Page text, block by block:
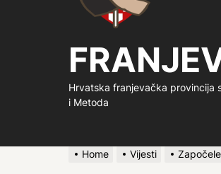
Hrvatska franjevačka provincija
i Metoda
Home Vijesti